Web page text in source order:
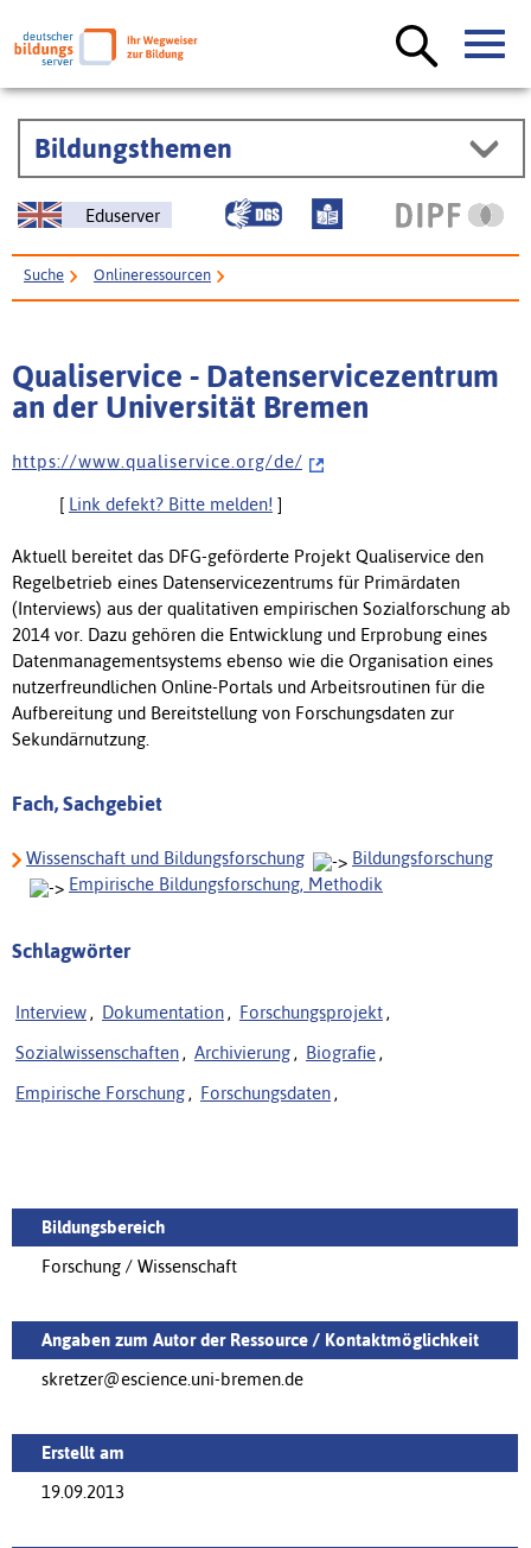
Bildungsthemen
Eduserver
Suche Onlineressourcen
Qualiservice - Datenservicezentrum
an der Universität Bremen
h t t p s : / / w w w . q u a l i s e r v i c e . o r g / d e /
[ Link defekt? Bitte melden! ]
Aktuell bereitet das DFG-geförderte Projekt Qualiservice den
Regelbetrieb eines Datenservicezentrums für Primärdaten
(Interviews) aus der qualitativen empirischen Sozialforschung ab
2014 vor. Dazu gehören die Entwicklung und Erprobung eines
Datenmanagementsystems ebenso wie die Organisation eines
nutzerfreundlichen Online-Portals und Arbeitsroutinen für die
Aufbereitung und Bereitstellung von Forschungsdaten zur
Sekundärnutzung.
Fach, Sachgebiet
Wissenschaft und Bildungsforschung
Bildungsforschung
Empirische Bildungsforschung, Methodik
Schlagwörter
Interview , Dokumentation , Forschungsprojekt ,
Sozialwissenschaften , Archivierung , Biografie ,
Empirische Forschung , Forschungsdaten ,
Bildungsbereich
Forschung / Wissenschaft
Angaben zum Autor der Ressource / Kontaktmöglichkeit
skretzer@escience.uni-bremen.de
Erstellt am
19.09.2013